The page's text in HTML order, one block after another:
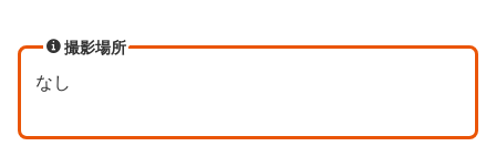
撮影場所
なし